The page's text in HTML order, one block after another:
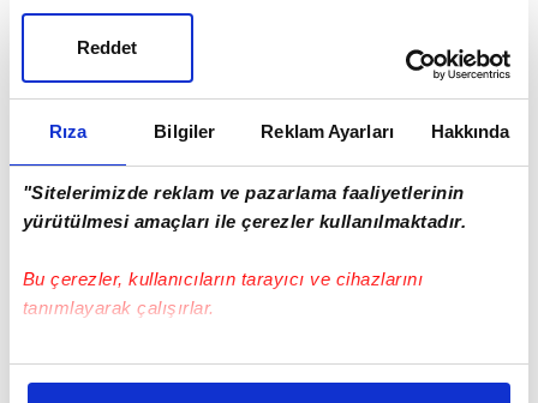
Rıza Bilgiler Reklam Ayarları Hakkında
"Sitelerimizde reklam ve pazarlama faaliyetlerinin
yürütülmesi amaçları ile çerezler kullanılmaktadır.
Bu çerezler, kullanıcıların tarayıcı ve cihazlarını
tanımlayarak çalışırlar.
Bu çerezlere izin vermeniz halinde sizlere özel
Reddet
ermesiyle birlikte kendisiyle vedalaşmış bulunuyoruz.
Kulübümüze sunduğu katkılar ve çalışmaları için
kendisine ve teknik ekibine teşekkür ediyor,
kariyerlerinin devamında başarılar diliyoruz." ifadeleri
yer aldı.
Teknik Direktörümüz Erling Moe'nun kulübümüzdeki
görev süresinin sona ermesiyle birlikte kendisiyle
kendisine ve teknik ekibine teşekkür ediyor,